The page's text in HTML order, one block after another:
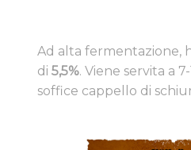
​Ad alta fermentazione,
di5,5%. Viene servita a
soffice cappello di